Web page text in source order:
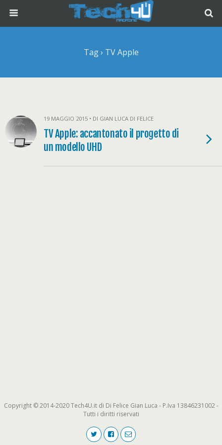
Tag › TV Apple
19 MAGGIO 2015 • DI GIAN LUCA DI FELICE
TV Apple: accantonato il progetto di
un modello UHD
Copyright © 2014-2020 Tech4U.it di Di Felice Gian Luca - P.Iva 13846231002 -
Tutti i diritti riservati